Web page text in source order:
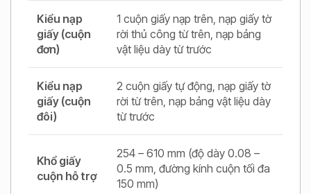
Kiểu nạp
giấy (cuộn
đơn)
1 cuộn giấy nạp trên, nạp giấy tờ
rời thủ công từ trên, nạp bảng
vật liệu dày từ trước
Kiểu nạp
giấy (cuộn
đôi)
2 cuộn giấy tự động, nạp giấy tờ
rời từ trên, nạp bảng vật liệu dày
từ trước
Khổ giấy
cuộn hỗ trợ
254 – 610 mm (độ dày 0.08 –
0.5 mm, đường kính cuộn tối đa
150 mm)